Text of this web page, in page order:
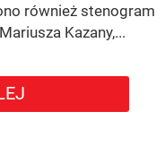
również stenogram
Kazany,...